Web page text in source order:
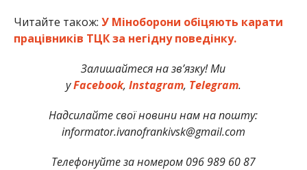
Читайте також: У Міноборони обіцяють карати
працівників ТЦК за негідну поведінку.
Залишайтеся на зв’язку! Ми
уFacebook, Instagram, Telegram.
Надсилайте свої новини нам на пошту:
informator.ivanofrankivsk@gmail.com
Телефонуйте за номером 096 989 60 87